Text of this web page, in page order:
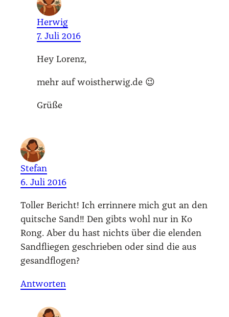
Herwig
7. Juli 2016
Hey Lorenz,
mehr auf woistherwig.de 😉
Grü­ße
Stefan
6. Juli 2016
Tol­ler Bericht! Ich err­in­ne­re mich gut an den
quit­sche Sand!! Den gibts wohl nur in Ko
Rong. Aber du hast nichts über die elen­den
Sand­flie­gen geschrie­ben oder sind die aus
gesand­flo­gen?
Antworten